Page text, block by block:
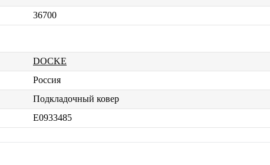
36700
DOCKE
Россия
Подкладочный ковер
E0933485